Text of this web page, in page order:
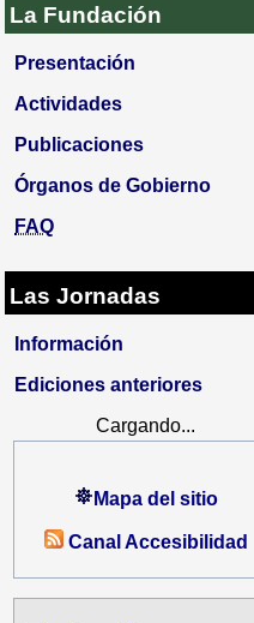
La Fundación
Presentación
Actividades
Publicaciones
Órganos de Gobierno
FAQ
Las Jornadas
Información
Ediciones anteriores
Cargando...
Mapa del sitio
Canal Accesibilidad